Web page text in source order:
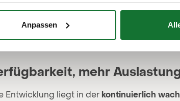
Anpassen
mehr
Entwicklung liegt in der kontinuierlich